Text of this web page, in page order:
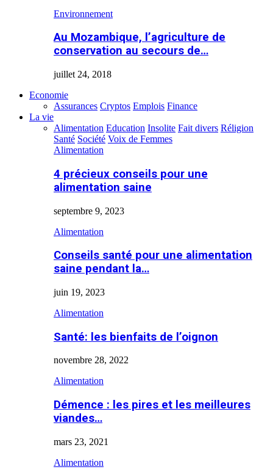
Environnement
Au Mozambique, l’agriculture de
conservation au secours de…
juillet 24, 2018
Economie
Assurances Cryptos Emplois Finance
La vie
Alimentation Education Insolite Fait divers Réligion
Santé Société Voix de Femmes
Alimentation
4 précieux conseils pour une
alimentation saine
septembre 9, 2023
Alimentation
Conseils santé pour une alimentation
saine pendant la…
juin 19, 2023
Alimentation
Santé: les bienfaits de l’oignon
novembre 28, 2022
Alimentation
Démence : les pires et les meilleures
viandes…
mars 23, 2021
Alimentation